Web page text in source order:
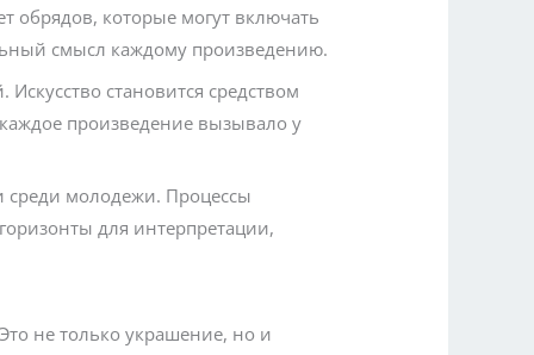
обрядов, которые могут включать
смысл каждому произведению.
становится средством
произведение вызывало у
среди молодежи. Процессы
для интерпретации,
не только украшение, но и